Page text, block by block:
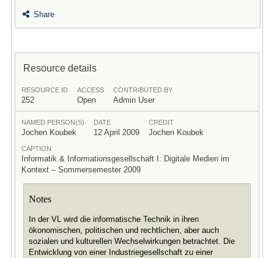
Share
Resource details
RESOURCE ID
252
ACCESS
Open
CONTRIBUTED BY
Admin User
NAMED PERSON(S)
Jochen Koubek
DATE
12 April 2009
CREDIT
Jochen Koubek
CAPTION
Informatik & Informationsgesellschaft I: Digitale Medien im
Kontext – Sommersemester 2009
Notes
In der VL wird die informatische Technik in ihren
ökonomischen, politischen und rechtlichen, aber auch
sozialen und kulturellen Wechselwirkungen betrachtet. Die
Entwicklung von einer Industriegesellschaft zu einer